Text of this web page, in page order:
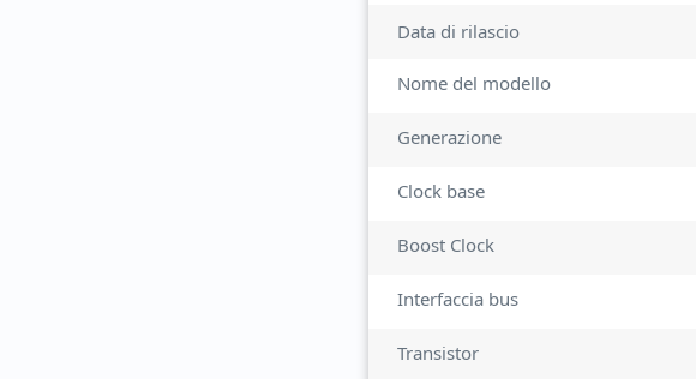
Data di rilascio
Nome del modello
Generazione
Clock base
Boost Clock
Interfaccia bus
Transistor